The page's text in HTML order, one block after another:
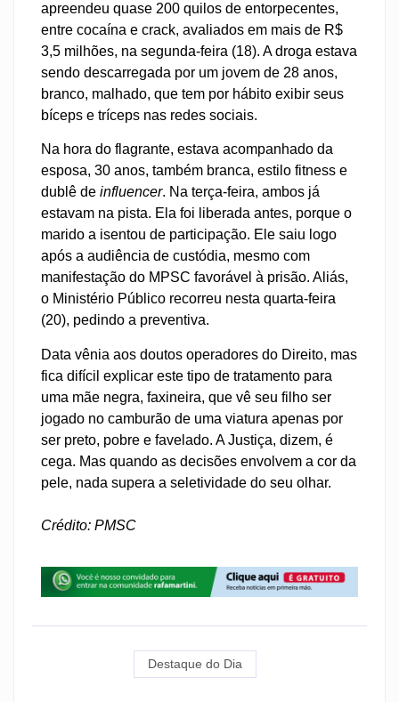
apreendeu quase 200 quilos de entorpecentes,
entre cocaína e crack, avaliados em mais de R$
3,5 milhões, na segunda-feira (18). A droga estava
sendo descarregada por um jovem de 28 anos,
branco, malhado, que tem por hábito exibir seus
bíceps e tríceps nas redes sociais.
Na hora do flagrante, estava acompanhado da
esposa, 30 anos, também branca, estilo fitness e
dublê de influencer. Na terça-feira, ambos já
estavam na pista. Ela foi liberada antes, porque o
marido a isentou de participação. Ele saiu logo
após a audiência de custódia, mesmo com
manifestação do MPSC favorável à prisão. Aliás,
o Ministério Público recorreu nesta quarta-feira
(20), pedindo a preventiva.
Data vênia aos doutos operadores do Direito, mas
fica difícil explicar este tipo de tratamento para
uma mãe negra, faxineira, que vê seu filho ser
jogado no camburão de uma viatura apenas por
ser preto, pobre e favelado. A Justiça, dizem, é
cega. Mas quando as decisões envolvem a cor da
pele, nada supera a seletividade do seu olhar.
Crédito: PMSC
Destaque do Dia